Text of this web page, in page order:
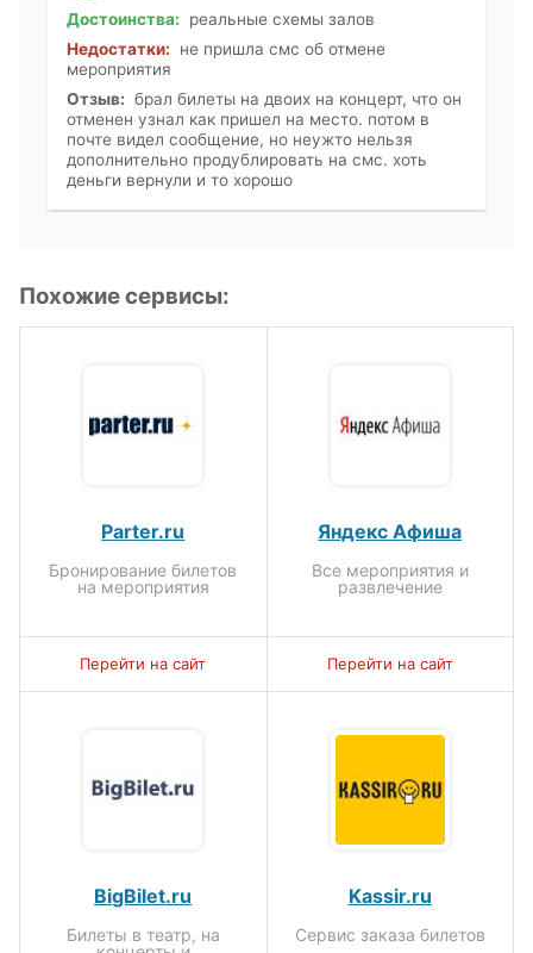
Достоинства:
реальные схемы залов
Недостатки:
не пришла смс об отмене
мероприятия
Отзыв: брал билеты на двоих на концерт, что он
отменен узнал как пришел на место. потом в
почте видел сообщение, но неужто нельзя
дополнительно продублировать на смс. хоть
деньги вернули и то хорошо
Похожие сервисы:
Parter.ru
Бронирование билетов
на мероприятия
Перейти на сайт
Яндекс Афиша
Все мероприятия и
развлечение
Перейти на сайт
BigBilet.ru
Билеты в театр, на
Kassir.ru
Сервис заказа билетов